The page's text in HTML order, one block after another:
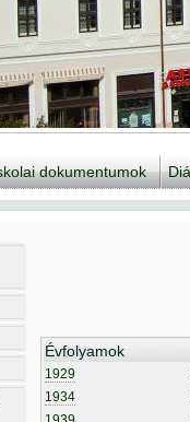
dokumentumok
Évfolyamok
1929
1934